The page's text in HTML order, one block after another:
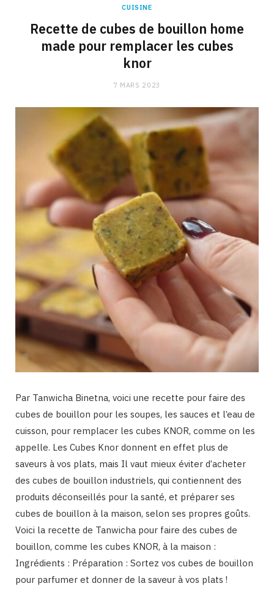
CUISINE
Recette de cubes de bouillon home
made pour remplacer les cubes
knor
7 MARS 2023
Par Tanwicha Binetna, voici une recette pour faire des
cubes de bouillon pour les soupes, les sauces et l’eau de
cuisson, pour remplacer les cubes KNOR, comme on les
appelle. Les Cubes Knor donnent en effet plus de
saveurs à vos plats, mais Il vaut mieux éviter d’acheter
des cubes de bouillon industriels, qui contiennent des
produits déconseillés pour la santé, et préparer ses
cubes de bouillon à la maison, selon ses propres goûts.
Voici la recette de Tanwicha pour faire des cubes de
bouillon, comme les cubes KNOR, à la maison :
Ingrédients : Préparation : Sortez vos cubes de bouillon
pour parfumer et donner de la saveur à vos plats !